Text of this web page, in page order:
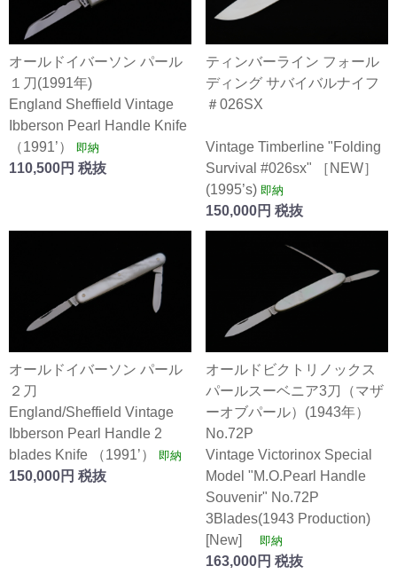
オールドイバーソン パール
１刀(1991年)
England Sheffield Vintage
Ibberson Pearl Handle Knife
（1991’）
即納
110,500円 税抜
ティンバーライン フォール
ディング サバイバルナイフ
＃026SX
Vintage Timberline "Folding
Survival #026sx" ［NEW］
(1995’s) 即納
150,000円 税抜
オールドイバーソン パール
２刀
England/Sheffield Vintage
Ibberson Pearl Handle 2
blades Knife （1991’）
即納
150,000円 税抜
オールドビクトリノックス
パールスーベニア3刀（マザ
ーオブパール）(1943年）
No.72P
Vintage Victorinox Special
Model "M.O.Pearl Handle
Souvenir" No.72P
3Blades(1943 Production)
[New]
即納
163,000円 税抜